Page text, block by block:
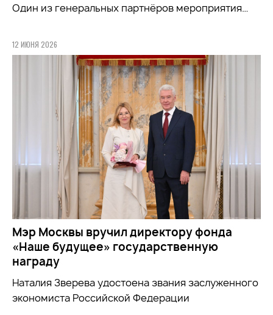
Один из генеральных партнёров мероприятия…
12 ИЮНЯ 2026
Мэр Москвы вручил директору фонда
«Наше будущее» государственную
награду
Наталия Зверева удостоена звания заслуженного
экономиста Российской Федерации